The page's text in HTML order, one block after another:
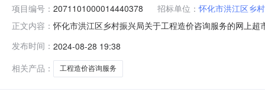
项目编号： 2071101000014440378 招标单位： 怀化市洪江区乡
正文内容： 怀化市洪江区乡村振兴局关于工程造价咨询服务的网上
目所在行政区划名称:湖南省怀化市洪江管理区报价起止
发布时间： 2024-08-28 19:38
相关产品：
工程造价咨询服务